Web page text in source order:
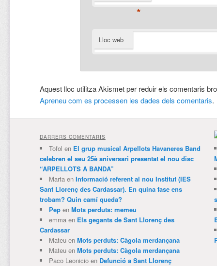
*
Lloc web
Aquest lloc utilitza Akismet per reduir els comentaris
Apreneu com es processen les dades dels comentaris.
DARRERS COMENTARIS
Tofol en El grup musical Arpellots Havaneres Band
celebren el seu 25è aniversari presentat el nou disc
“ARPELLOTS A BANDA”
Martaen Informació referent al nou Institut (IES
Sant Llorenç des Cardassar). En quina fase ens
trobam? Quin camí queda?
Pepen Mots perduts: memeu
emmaen Els gegants de Sant Llorenç des
Cardassar
Mateuen Mots perduts: Càgola merdançana
Mateuen Mots perduts: Càgola merdançana
Paco Leonicioen Defunció a Sant Llorenç